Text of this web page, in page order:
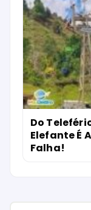
Do
Elefante É
Falha!